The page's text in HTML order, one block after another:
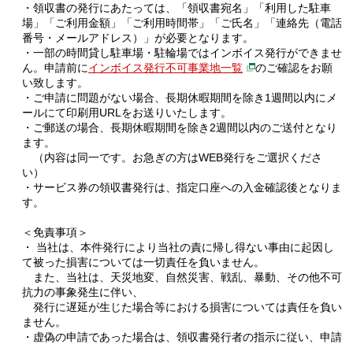
・領収書の発行にあたっては、「領収書宛名」「利用した駐車
場」「ご利用金額」「ご利用時間帯」「ご氏名」「連絡先（電話
番号・メールアドレス）」が必要となります。
・一部の時間貸し駐車場・駐輪場ではインボイス発行ができませ
ん。申請前にインボイス発行不可事業地一覧
のご確認をお願
い致します。
・ご申請に問題がない場合、長期休暇期間を除き1週間以内にメ
ールにて印刷用URLをお送りいたします。
・ご郵送の場合、長期休暇期間を除き2週間以内のご送付となり
ます。
（内容は同一です。お急ぎの方はWEB発行をご選択くださ
い）
・サービス券の領収書発行は、指定口座への入金確認後となりま
す。
＜免責事項＞
・ 当社は、本件発行により当社の責に帰し得ない事由に起因し
て被った損害については一切責任を負いません。
また、当社は、天災地変、自然災害、戦乱、暴動、その他不可
抗力の事象発生に伴い、
発行に遅延が生じた場合等における損害については責任を負い
ません。
・虚偽の申請であった場合は、領収書発行者の指示に従い、申請